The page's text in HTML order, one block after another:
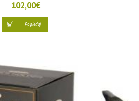
102,00€
Pogledaj